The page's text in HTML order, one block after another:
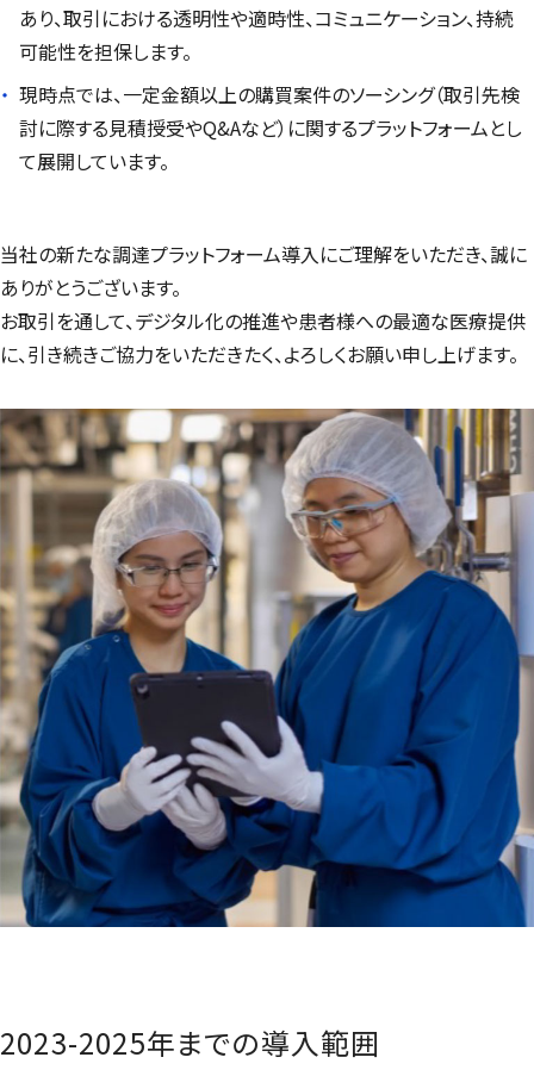
あり、取引における透明性や適時性、コミュニケーション、持続
可能性を担保します。
現時点では、一定金額以上の購買案件のソーシング（取引先検
討に際する見積授受やQ&Aなど）に関するプラットフォームとし
て展開しています。
当社の新たな調達プラットフォーム導入にご理解をいただき、誠に
ありがとうございます。
お取引を通して、デジタル化の推進や患者様への最適な医療提供
に、引き続きご協力をいただきたく、よろしくお願い申し上げます。
2023-2025年までの導入範囲